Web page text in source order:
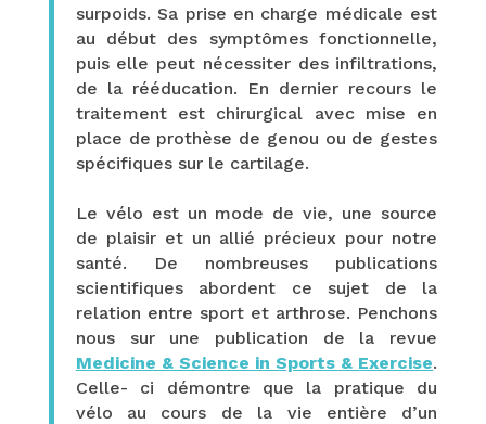
surpoids. Sa prise en charge médicale est
au début des symptômes fonctionnelle,
puis elle peut nécessiter des infiltrations,
de la rééducation. En dernier recours le
traitement est chirurgical avec mise en
place de prothèse de genou ou de gestes
spécifiques sur le cartilage.
Le vélo est un mode de vie, une source
de plaisir et un allié précieux pour notre
santé. De nombreuses publications
scientifiques abordent ce sujet de la
relation entre sport et arthrose. Penchons
nous sur une publication de la revue
Medicine & Science in Sports & Exercise.
Celle- ci démontre que la pratique du
vélo au cours de la vie entière d’un